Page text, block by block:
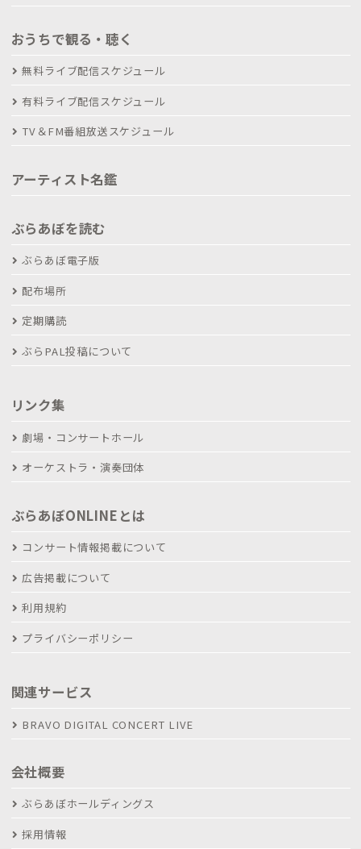
おうちで観る・聴く
無料ライブ配信スケジュール
有料ライブ配信スケジュール
TV＆FM番組放送スケジュール
アーティスト名鑑
ぶらあぼを読む
ぶらあぼ電子版
配布場所
定期購読
ぶらPAL投稿について
リンク集
劇場・コンサートホール
オーケストラ・演奏団体
ぶらあぼONLINEとは
コンサート情報掲載について
広告掲載について
利用規約
プライバシーポリシー
関連サービス
BRAVO DIGITAL CONCERT LIVE
会社概要
ぶらあぼホールディングス
採用情報